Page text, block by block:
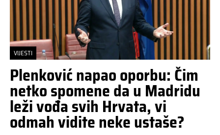
VIJESTI
Plenković napao oporbu: Čim
netko spomene da u Madridu
leži vođa svih Hrvata, vi
odmah vidite neke ustaše?